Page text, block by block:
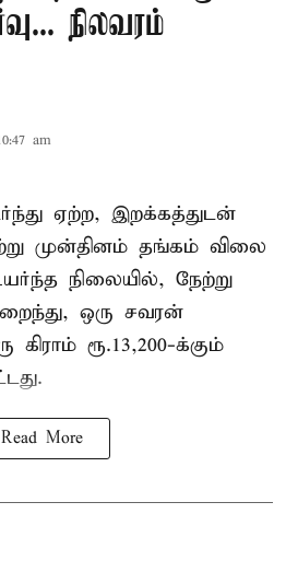
நிலவரம்
am
ஏற்ற, இறக்கத்துடன்
முன்தினம் தங்கம் விலை
நிலையில், நேற்று
ஒரு சவரன்
கிராம் ரூ.13,200-க்கும்
Read More